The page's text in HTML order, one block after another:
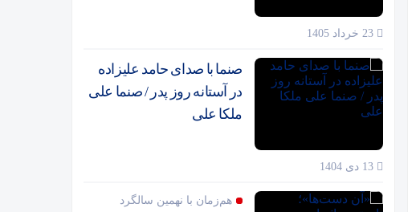
صنما با صدای حامد علیزاده
در آستانه روز پدر / صنما علی
ملکا علی
هم‌زمان با نهمین سالگرد